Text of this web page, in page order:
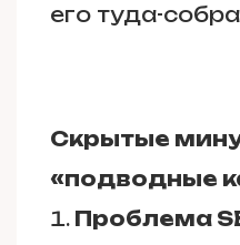
его туда-
Скрытые
«подводные
Проблема